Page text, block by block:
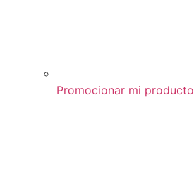
Promocionar mi producto